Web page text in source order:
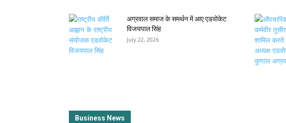
अग्रवाल समाज के समर्थन में आए एडवोकेट
विजयपाल सिंह
July 22, 2026
Business News